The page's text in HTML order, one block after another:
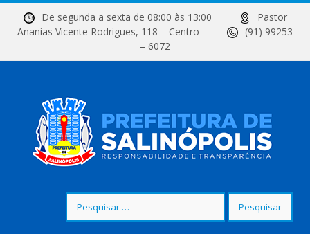
De segunda a sexta de 08:00 às 13:00
Pastor
Ananias Vicente Rodrigues, 118 – Centro
(91) 99253
– 6072
por: